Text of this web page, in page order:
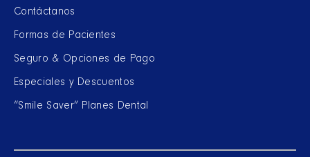
Contáctanos
Formas de Pacientes
Seguro & Opciones de Pago
Especiales y Descuentos
“Smile Saver” Planes Dental